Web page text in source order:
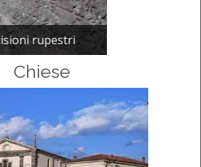
Chiese